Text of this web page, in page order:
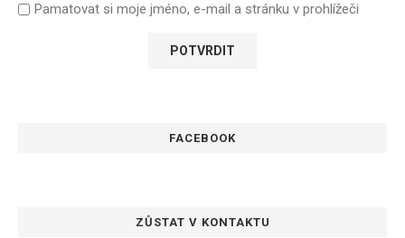
Pamatovat si moje jméno, e-mail a stránku v prohlížeči
FACEBOOK
ZŮSTAT V KONTAKTU